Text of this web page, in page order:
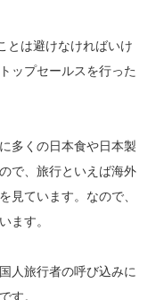
とは避けなければいけ
ップセールスを行った
多くの日本食や日本製
で、旅行といえば海外
見ています。なので、
ます。
人旅行者の呼び込みに
す。